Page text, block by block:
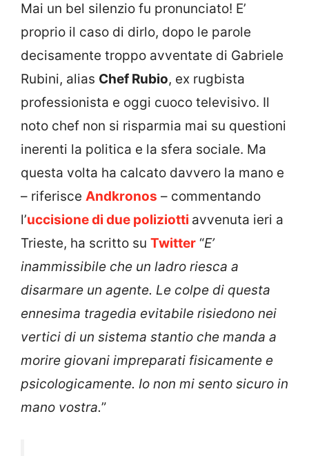
Mai un bel silenzio fu pronunciato! E’
proprio il caso di dirlo, dopo le parole
decisamente troppo avventate di Gabriele
Rubini, alias Chef Rubio, ex rugbista
professionista e oggi cuoco televisivo. Il
noto chef non si risparmia mai su questioni
inerenti la politica e la sfera sociale. Ma
questa volta ha calcato davvero la mano e
– riferisce Andkronos – commentando
l’uccisione di due poliziotti avvenuta ieri a
Trieste, ha scritto su Twitter “E’
inammissibile che un ladro riesca a
disarmare un agente. Le colpe di questa
ennesima tragedia evitabile risiedono nei
vertici di un sistema stantio che manda a
morire giovani impreparati fisicamente e
psicologicamente. Io non mi sento sicuro in
mano vostra.”